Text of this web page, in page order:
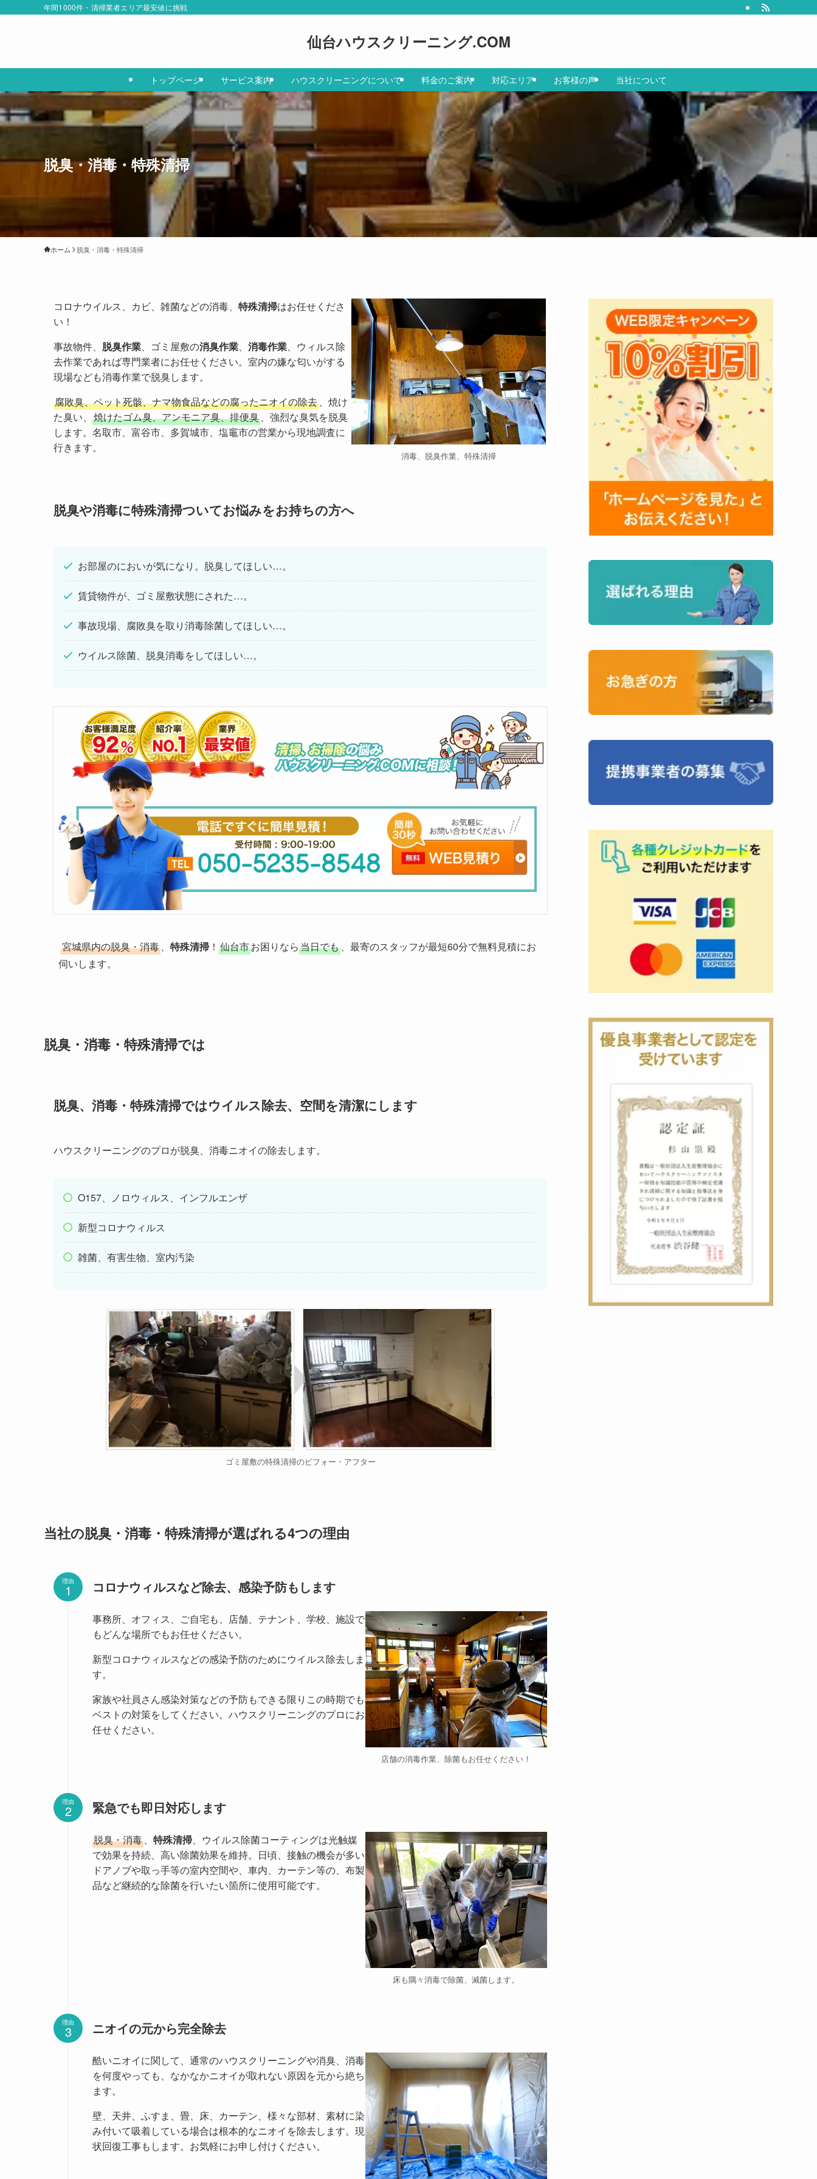
年間1000件・清掃業者エリア最安値に挑戦
仙台ハウスクリーニング.COM
トップページ サービス案内 ハウスクリーニングについて 料金のご案内 対応エリア お客様の声 当社について
脱臭・消毒・特殊清掃
ホーム 脱臭・消毒・特殊清掃
コロナウイルス、カビ、雑菌などの消毒、 特殊清掃はお任せくださ
い！
事故物件、 脱臭作業、ゴミ屋敷の消臭作業、 消毒作業、ウィルス除
去作業であれば専門業者にお任せください。室内の嫌な匂いがする
現場なども消毒作業で脱臭します。
腐敗臭、ペット死骸、ナマ物食品などの腐ったニオイの除去、焼け
た臭い、 焼けたゴム臭、アンモニア臭、排便臭、強烈な臭気を脱臭
します。名取市、富谷市、多賀城市、塩竈市の営業から現地調査に
行きます。
消毒、脱臭作業、特殊清掃
脱臭や消毒に特殊清掃ついてお悩みをお持ちの方へ
お部屋のにおいが気になり。脱臭してほしい…。
賃貸物件が、ゴミ屋敷状態にされた…。
事故現場、腐敗臭を取り消毒除菌してほしい…。
ウイルス除菌、脱臭消毒をしてほしい…。
宮城県内の脱臭・消毒、 特殊清掃 ！ 仙台市お困りなら当日でも、最寄のスタッフが最短60分で無料見積にお
伺いします。
脱臭・消毒・特殊清掃では
脱臭、消毒・特殊清掃ではウイルス除去、空間を清潔にします
ハウスクリーニングのプロが脱臭、消毒ニオイの除去します。
O157、ノロウィルス、インフルエンザ
新型コロナウィルス
雑菌、有害生物、室内汚染
ゴミ屋敷の特殊清掃のビフォー・アフター
当社の脱臭・消毒・特殊清掃が選ばれる4つの理由
理由 コロナウィルスなど除去、感染予防もします
事務所、オフィス、ご自宅も、店舗、テナント、学校、施設で
もどんな場所でもお任せください。
新型コロナウィルスなどの感染予防のためにウイルス除去しま
す。
家族や社員さん感染対策などの予防もできる限りこの時期でも
ベストの対策をしてください。ハウスクリーニングのプロにお
任せください。
店舗の消毒作業、除菌もお任せください！
理由 緊急でも即日対応します
脱臭・消毒、 特殊清掃、ウイルス除菌コーティングは光触媒
で効果を持続、高い除菌効果を維持。日頃、接触の機会が多い
ドアノブや取っ手等の室内空間や、車内、カーテン等の、布製
品など継続的な除菌を行いたい箇所に使用可能です。
床も隅々消毒で除菌、滅菌します。
理由 ニオイの元から完全除去
酷いニオイに関して、通常のハウスクリーニングや消臭、消毒
を何度やっても、なかなかニオイが取れない原因を元から絶ち
ます。
壁、天井、ふすま、畳、床、カーテン、様々な部材、素材に染
み付いて吸着している場合は根本的なニオイを除去します。現
状回復工事もします。お気軽にお申し付けください。